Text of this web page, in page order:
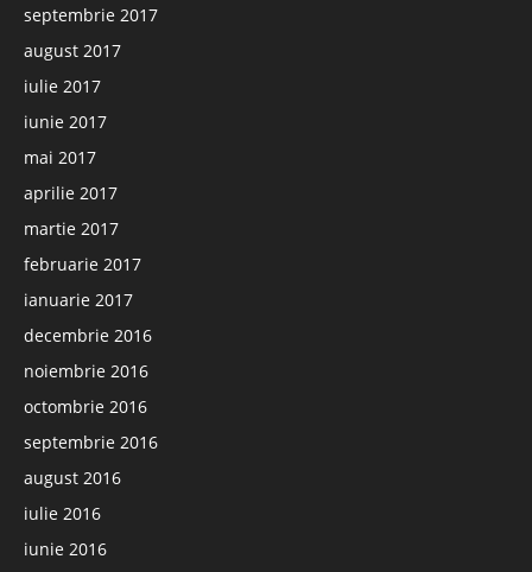
septembrie 2017
august 2017
iulie 2017
iunie 2017
mai 2017
aprilie 2017
martie 2017
februarie 2017
ianuarie 2017
decembrie 2016
noiembrie 2016
octombrie 2016
septembrie 2016
august 2016
iulie 2016
iunie 2016